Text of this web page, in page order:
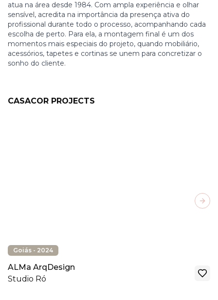
atua na área desde 1984. Com ampla experiência e olhar
sensível, acredita na importância da presença ativa do
profissional durante todo o processo, acompanhando cada
escolha de perto. Para ela, a montagem final é um dos
momentos mais especiais do projeto, quando mobiliário,
acessórios, tapetes e cortinas se unem para concretizar o
sonho do cliente.
CASACOR PROJECTS
Goiás - 2024
ALMa ArqDesign
Studio Ró